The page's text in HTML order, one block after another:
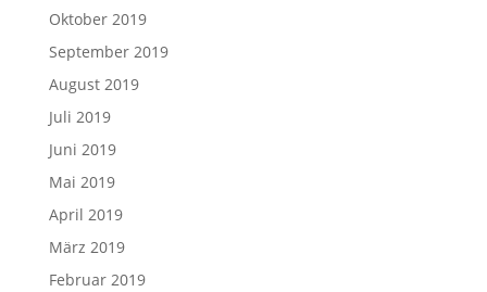
Oktober 2019
September 2019
August 2019
Juli 2019
Juni 2019
Mai 2019
April 2019
März 2019
Februar 2019